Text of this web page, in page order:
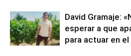
David Gramaje:
esperar a que
para actuar en el